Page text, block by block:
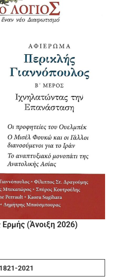
(Άνοιξη 2026)
2021